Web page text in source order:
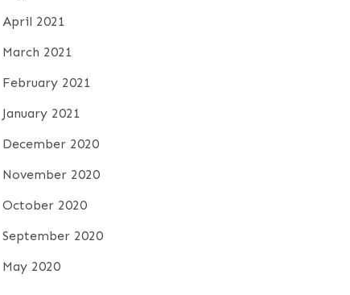
April 2021
March 2021
February 2021
January 2021
December 2020
November 2020
October 2020
September 2020
May 2020